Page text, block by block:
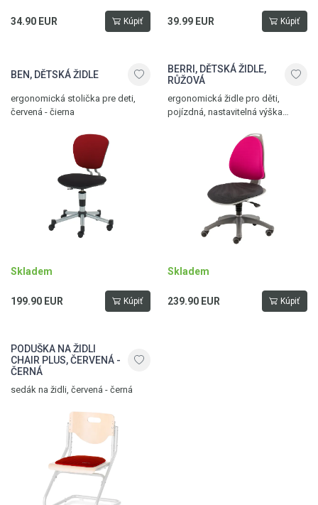
34.90 EUR Kúpiť 39.99 EUR Kúpiť
BEN, DĚTSKÁ ŽIDLE
ergonomická stolička pre deti,
červená - čierna
Skladem
199.90 EUR Kúpiť
BERRI, DĚTSKÁ ŽIDLE,
RŮŽOVÁ
ergonomická židle pro děti,
pojízdná, nastavitelná výška
růžová - černá, vyrobena
Skladem
239.90 EUR Kúpiť
PODUŠKA NA ŽIDLI
CHAIR PLUS, ČERVENÁ -
ČERNÁ
sedák na židli, červená - černá